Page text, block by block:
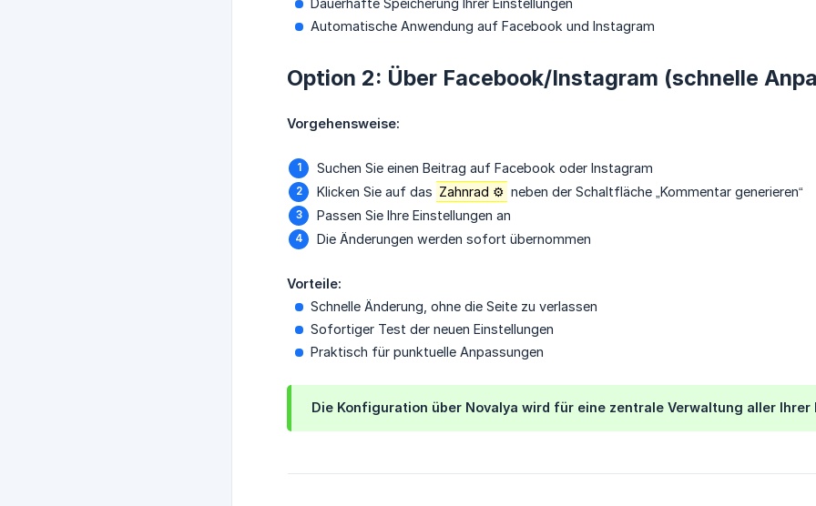
Dauerhafte Speicherung Ihrer Einstellungen
Automatische Anwendung auf Facebook und Instagram
Option 2: Über Facebook/Instagram (schnelle
Vorgehensweise:
Suchen Sie einen Beitrag auf Facebook oder Instagram
Klicken Sie auf das Zahnrad ⚙️ neben der Schaltfläche „Kommentar generieren“
Passen Sie Ihre Einstellungen an
Die Änderungen werden sofort übernommen
Vorteile:
Schnelle Änderung, ohne die Seite zu verlassen
Sofortiger Test der neuen Einstellungen
Praktisch für punktuelle Anpassungen
Die Konfiguration über Novalya wird für eine zentrale Verwaltung aller